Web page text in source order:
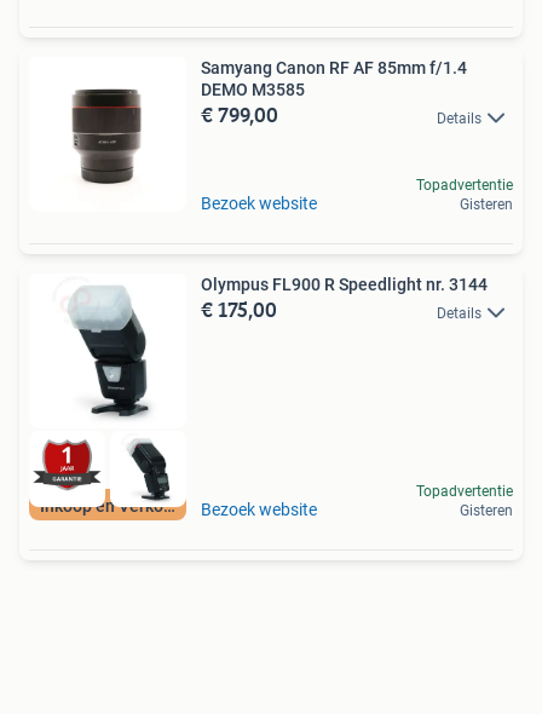
Samyang Canon RF AF 85mm f/1.4
DEMO M3585
€ 799,00 Details
Bezoek website
Topadvertentie
Gisteren
Inkoop en Verkoop
Olympus FL900 R Speedlight nr. 3144
€ 175,00 Details
Bezoek website
Topadvertentie
Gisteren